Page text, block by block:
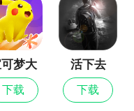
求，每达到一定等
更强！
梦大
集结
下载
活下去
下载